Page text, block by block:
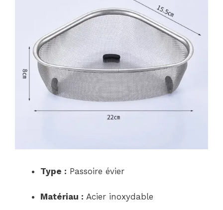
Type : Passoire évier
Matériau : Acier inoxydable